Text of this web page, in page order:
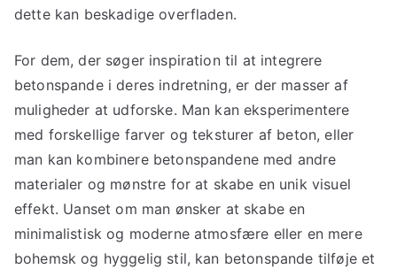
dette kan beskadige overfladen.
For dem, der søger inspiration til at integrere
betonspande i deres indretning, er der masser af
muligheder at udforske. Man kan eksperimentere
med forskellige farver og teksturer af beton, eller
man kan kombinere betonspandene med andre
materialer og mønstre for at skabe en unik visuel
effekt. Uanset om man ønsker at skabe en
minimalistisk og moderne atmosfære eller en mere
bohemsk og hyggelig stil, kan betonspande tilføje et